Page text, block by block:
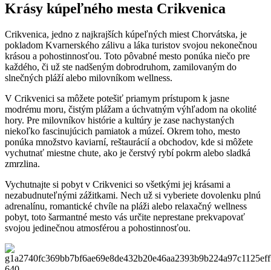
Krásy kúpeľného mesta Crikvenica
Crikvenica,‍ jedno z najkrajších ⁢kúpeľných ‍miest Chorvátska,⁢ je
pokladom Kvarnerského ‍zálivu a láka ⁢turistov⁢ svojou nekonečnou
krásou a pohostinnosťou. Toto⁤ pôvabné mesto ⁣ponúka niečo pre​
každého, či už ste nadšeným dobrodruhom, zamilovaným do
slnečných pláží‌ alebo‌ milovníkom wellness.
V Crikvenici sa môžete potešiť‌ priamym prístupom k‍ jasne
modrému moru, čistým ⁤plážam a úchvatným výhľadom na okolité
hory.‌ Pre milovníkov histórie a kultúry je ⁣zase nachystaných
niekoľko fascinujúcich pamiatok a múzeí. Okrem toho, mesto
ponúka množstvo kaviarní, reštaurácií⁤ a‍ obchodov, kde si môžete
vychutnať ⁣miestne chute, ako je⁣ čerstvý ⁣rybí pokrm alebo sladká
zmrzlina.
Vychutnajte si pobyt‌ v Crikvenici so všetkými jej krásami a
nezabudnuteľnými‌ zážitkami. Nech už⁢ si⁣ vyberiete dovolenku plnú
adrenalínu, romantické chvíle ‍na pláži alebo relaxačný wellness
pobyt, toto šarmantné⁣ mesto vás určite neprestane ​prekvapovať⁤
svojou jedinečnou ⁢atmosférou a pohostinnosťou.